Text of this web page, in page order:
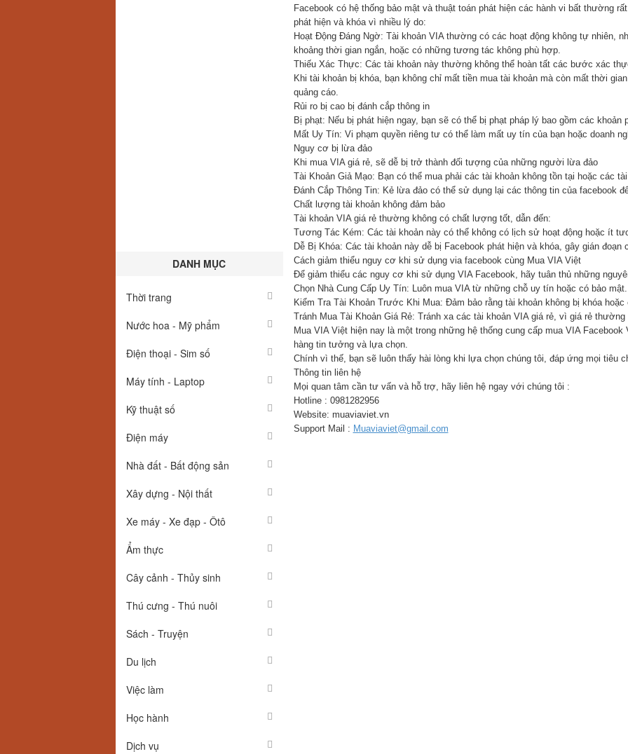
DANH MỤC
Thời trang
Nước hoa - Mỹ phẩm
Điện thoại - Sim số
Máy tính - Laptop
Kỹ thuật số
Điện máy
Nhà đất - Bất động sản
Xây dựng - Nội thất
Xe máy - Xe đạp - Ôtô
Ẩm thực
Cây cảnh - Thủy sinh
Thú cưng - Thú nuôi
Sách - Truyện
Du lịch
Việc làm
Học hành
Dịch vụ
Facebook có hệ thống bảo mật và thuật toán phát hiện các hành vi bất thường
phát hiện và khóa vì nhiều lý do:
Hoạt Động Đáng Ngờ: Tài khoản VIA thường có các hoạt động không tự nhiên,
khoảng thời gian ngắn, hoặc có những tương tác không phù hợp.
Thiếu Xác Thực: Các tài khoản này thường không thể hoàn tất các bước xác
Khi tài khoản bị khóa, bạn không chỉ mất tiền mua tài khoản mà còn mất thời
quảng cáo.
Rủi ro bị cao bị đánh cắp thông in
Bị phạt: Nếu bị phát hiện ngay, bạn sẽ có thể bị phạt pháp lý bao gồm các
Mất Uy Tín: Vi phạm quyền riêng tư có thể làm mất uy tín của bạn hoặc doanh
Nguy cơ bị lừa đảo
Khi mua VIA giá rẻ, sẽ dễ bị trở thành đối tượng của những người lừa đảo
Tài Khoản Giả Mạo: Bạn có thể mua phải các tài khoản không tồn tại hoặc các
Đánh Cắp Thông Tin: Kẻ lừa đảo có thể sử dụng lại các thông tin của facebook
Chất lượng tài khoản không đảm bảo
Tài khoản VIA giá rẻ thường không có chất lượng tốt, dẫn đến:
Tương Tác Kém: Các tài khoản này có thể không có lịch sử hoạt động hoặc ít
Dễ Bị Khóa: Các tài khoản này dễ bị Facebook phát hiện và khóa, gây gián đoạn
Cách giảm thiểu nguy cơ khi sử dụng via facebook cùng Mua VIA Việt
Để giảm thiểu các nguy cơ khi sử dụng VIA Facebook, hãy tuân thủ những
Chọn Nhà Cung Cấp Uy Tín: Luôn mua VIA từ những chỗ uy tín hoặc có bảo mật.
Kiểm Tra Tài Khoản Trước Khi Mua: Đảm bảo rằng tài khoản không bị khóa
Tránh Mua Tài Khoản Giá Rẻ: Tránh xa các tài khoản VIA giá rẻ, vì giá rẻ
Mua VIA Việt hiện nay là một trong những hệ thống cung cấp mua VIA
hàng tin tưởng và lựa chọn.
Chính vì thế, bạn sẽ luôn thấy hài lòng khi lựa chọn chúng tôi, đáp ứng mọi tiêu
Thông tin liên hệ
Mọi quan tâm cần tư vấn và hỗ trợ, hãy liên hệ ngay với chúng tôi :
Hotline : 0981282956
Website: muaviaviet.vn
Support Mail : Muaviaviet@gmail.com